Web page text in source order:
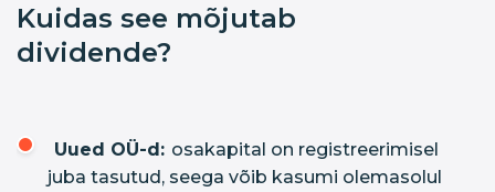
Kuidas see mõjutab
dividende?
Uued OÜ-d: osakapital on registreerimisel
juba tasutud, seega võib kasumi olemasolul